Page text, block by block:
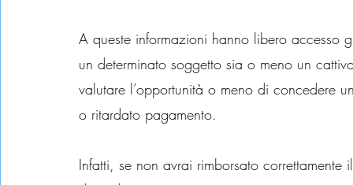
A queste informazioni hanno libero accesso
un determinato soggetto sia o meno un
valutare l’opportunità o meno di concedere
o ritardato pagamento.
Infatti, se non avrai rimborsato